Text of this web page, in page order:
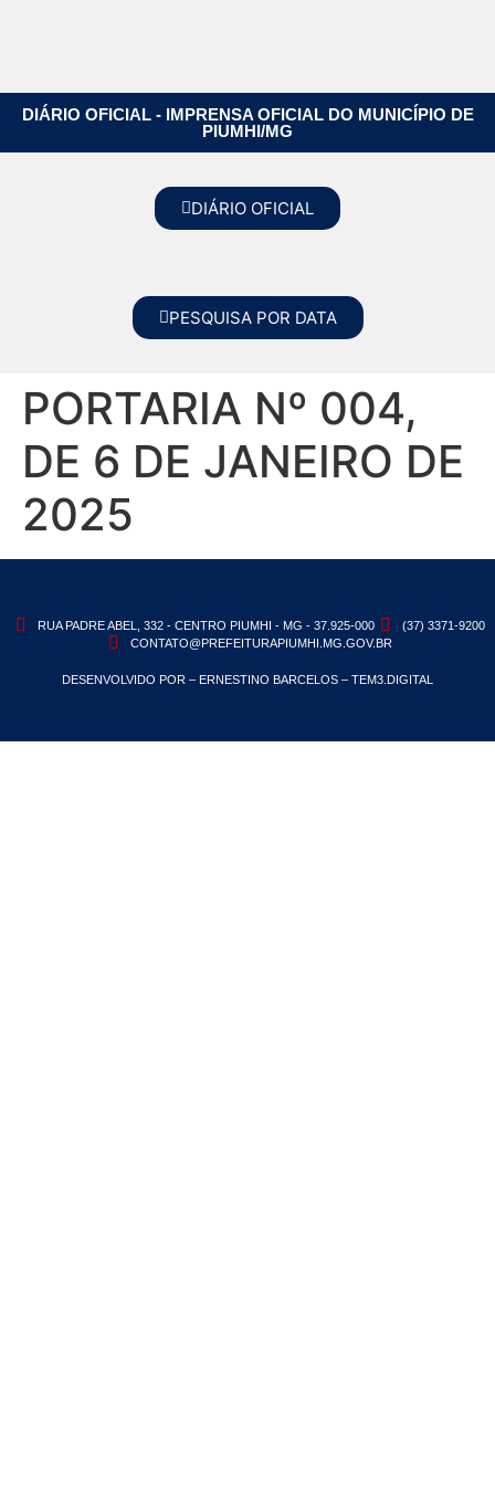
DIÁRIO OFICIAL - IMPRENSA OFICIAL DO MUNICÍPIO DE
PIUMHI/MG
DIÁRIO OFICIAL
PESQUISA POR DATA
PORTARIA Nº 004,
DE 6 DE JANEIRO DE
2025
RUA PADRE ABEL, 332 - CENTRO PIUMHI - MG - 37.925-000
(37) 3371-9200
CONTATO@PREFEITURAPIUMHI.MG.GOV.BR
DESENVOLVIDO POR – ERNESTINO BARCELOS – TEM3.DIGITAL